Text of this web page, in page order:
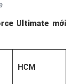
Ultimate mới
HCM